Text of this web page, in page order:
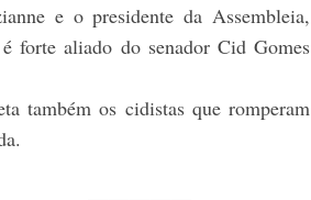
e o presidente da Assembleia,
forte aliado do senador Cid Gomes
também os cidistas que romperam